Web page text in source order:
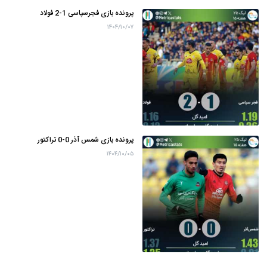
پرونده بازی فجرسپاسی 1-2 فولاد
۱۴۰۴/۱۰/۰۷
پرونده بازی شمس آذر 0-0 تراکتور
۱۴۰۴/۱۰/۰۵